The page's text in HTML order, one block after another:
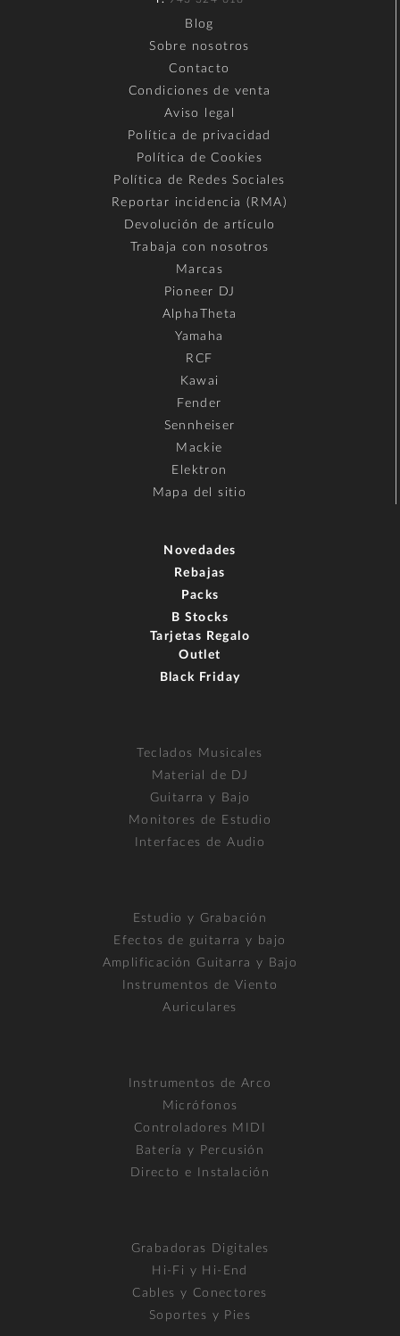
Blog
Sobre nosotros
Contacto
Condiciones de venta
Aviso legal
Política de privacidad
Política de Cookies
Política de Redes Sociales
Reportar incidencia (RMA)
Devolución de artículo
Trabaja con nosotros
Marcas
Pioneer DJ
AlphaTheta
Yamaha
RCF
Kawai
Fender
Sennheiser
Mackie
Elektron
Mapa del sitio
Novedades
Rebajas
Packs
B Stocks
Tarjetas Regalo
Outlet
Black Friday
Teclados Musicales
Material de DJ
Guitarra y Bajo
Monitores de Estudio
Interfaces de Audio
Estudio y Grabación
Efectos de guitarra y bajo
Amplificación Guitarra y Bajo
Instrumentos de Viento
Auriculares
Instrumentos de Arco
Micrófonos
Controladores MIDI
Batería y Percusión
Directo e Instalación
Grabadoras Digitales
Hi-Fi y Hi-End
Cables y Conectores
Soportes y Pies